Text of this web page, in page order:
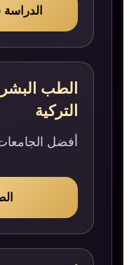
الطب
التركية
أفضل